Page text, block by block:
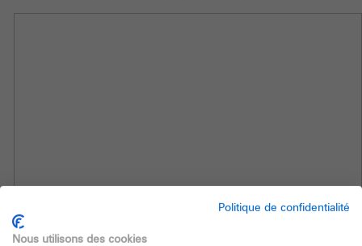
Politique de confidentialité
Nous utilisons des cookies